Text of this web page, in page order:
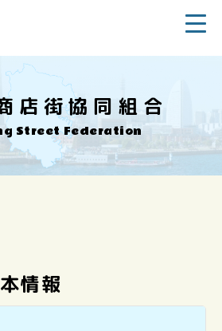
商店街協同組合
Street Federation
本情報